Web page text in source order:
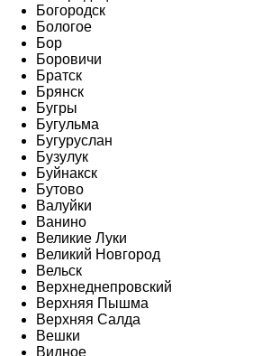
Богородск
Бологое
Бор
Боровичи
Братск
Брянск
Бугры
Бугульма
Бугуруслан
Бузулук
Буйнакск
Бутово
Валуйки
Ванино
Великие Луки
Великий Новгород
Вельск
Верхнеднепровский
Верхняя Пышма
Верхняя Салда
Вешки
Видное